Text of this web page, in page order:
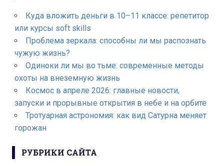
Куда вложить деньги в 10–11 классе: репетитор
или курсы soft skills
Проблема зеркала: способны ли мы распознать
чужую жизнь?
Одиноки ли мы во тьме: современные методы
охоты на внеземную жизнь
Космос в апреле 2026: главные новости,
запуски и прорывные открытия в небе и на орбите
Тротуарная астрономия: как вид Сатурна меняет
горожан
РУБРИКИ САЙТА